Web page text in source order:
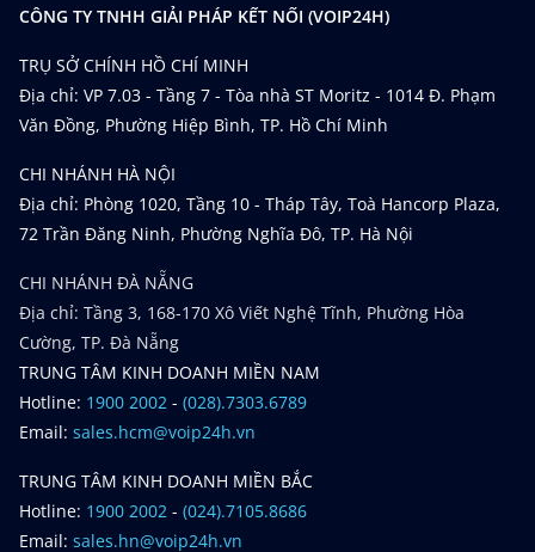
CÔNG TY TNHH GIẢI PHÁP KẾT NỐI (VOIP24H)
TRỤ SỞ CHÍNH HỒ CHÍ MINH
Địa chỉ: VP 7.03 - Tầng 7 - Tòa nhà ST Moritz - 1014 Đ. Phạm
Văn Đồng, Phường Hiệp Bình, TP. Hồ Chí Minh
CHI NHÁNH HÀ NỘI
Địa chỉ: Phòng 1020, Tầng 10 - Tháp Tây, Toà Hancorp Plaza,
72 Trần Đăng Ninh, Phường Nghĩa Đô, TP. Hà Nội
CHI NHÁNH ĐÀ NẴNG
Địa chỉ: Tầng 3, 168-170 Xô Viết Nghệ Tĩnh, Phường Hòa
Cường, TP. Đà Nẵng
TRUNG TÂM KINH DOANH MIỀN NAM
Hotline: 1900 2002 - (028).7303.6789
Email: sales.hcm@voip24h.vn
TRUNG TÂM KINH DOANH MIỀN BẮC
Hotline: 1900 2002 - (024).7105.8686
Email: sales.hn@voip24h.vn